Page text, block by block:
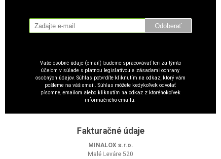
Odoberať
Vaše osobné údaje (email) budeme spracovávať len za týmto
účelom v súlade s platnou legislatívou a zásadami ochrany
osobných údajov. Súhlas potvrdíte kliknutím na odkaz, ktorý vám
pošleme na váš email. Súhlas môžete kedykoľvek odvolať
písomne, emailom alebo kliknutím na odkaz z ktoréhokoľvek
informačného emailu.
Fakturačné údaje
MINALOX s.r.o.
Malé Leváre 520